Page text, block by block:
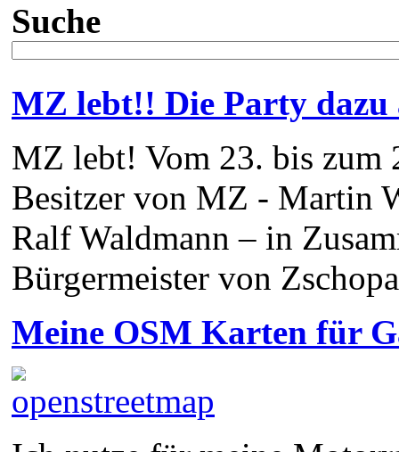
Suche
MZ lebt!! Die Party dazu
MZ lebt! Vom 23. bis zum
Besitzer von MZ - Martin
Ralf Waldmann – in
Bürgermeister von
Meine OSM Karten für